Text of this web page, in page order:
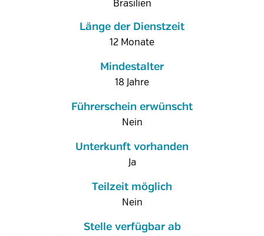
Brasilien
Länge der Dienstzeit
12 Monate
Mindestalter
18 Jahre
Führerschein erwünscht
Nein
Unterkunft vorhanden
Ja
Teilzeit möglich
Nein
Stelle verfügbar ab